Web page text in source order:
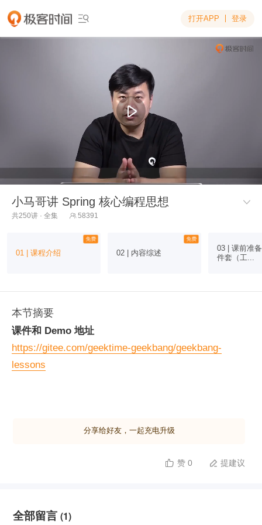
 打开APP 登录
小马哥讲 Spring 核心编程思想 
共250讲 · 全集  58391
免费
01 | 课程介绍
免费
02 | 内容综述
03 | 课前准
件套（工...
本节摘要
课件和 Demo 地址
https://gitee.com/geektime-geekbang/geekbang-
lessons
分享给好友，一起充电升级
 赞 0  提建议
全部留言 (1)